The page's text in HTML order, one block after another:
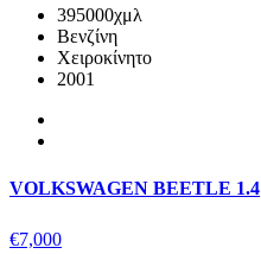
395000χμλ
Βενζίνη
Χειροκίνητο
2001
VOLKSWAGEN BEETLE 1.4
€7,000